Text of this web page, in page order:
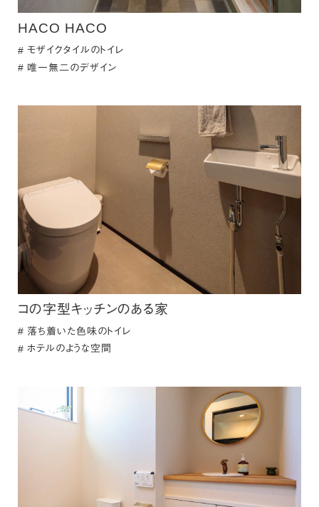
HACO HACO
モザイクタイルのトイレ
唯一無二のデザイン
コの字型キッチンのある家
落ち着いた色味のトイレ
ホテルのような空間